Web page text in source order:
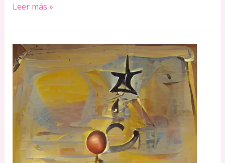
TAURO
DE
NOVIEMBRE
Leer más »